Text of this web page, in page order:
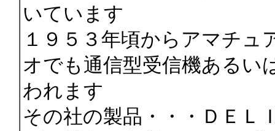
いています
１９５３年頃からアマチュ
オでも通信型受信機あるい
われます
その社の製品・・・ＤＥＬ